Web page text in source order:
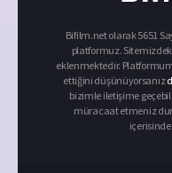
Bifilm.net olarak 5651
platformuz.
eklenmektedir.
ettiğini düşünüyorsanız
bizimle iletişime
müracaat etmeniz
içerisinde